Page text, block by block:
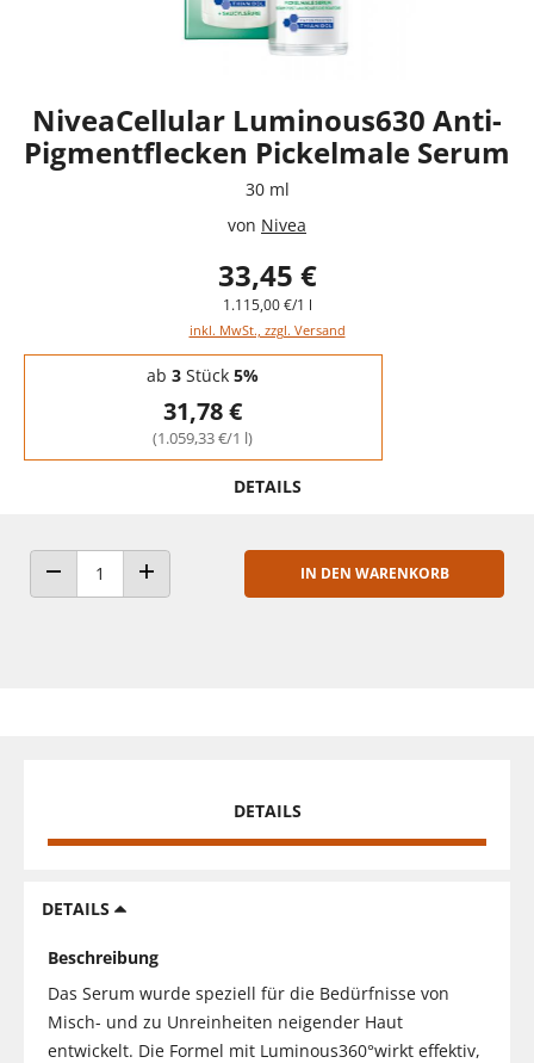
NiveaCellular Luminous630 Anti-
Pigmentflecken Pickelmale Serum
30 ml
von Nivea
33,45 €
1.115,00 €/1 l
inkl. MwSt., zzgl. Versand
Staffelpreise - Mengenrabatt
ab 3 Stück 5%
31,78 €
(1.059,33 €/1 l)
DETAILS
ANZAHL VERRINGERNANZAHL ERHÖHEN
IN DEN WARENKORB
DETAILS
DETAILS
Beschreibung
Das Serum wurde speziell für die Bedürfnisse von
Misch- und zu Unreinheiten neigender Haut
entwickelt. Die Formel mit Luminous360°wirkt effektiv,